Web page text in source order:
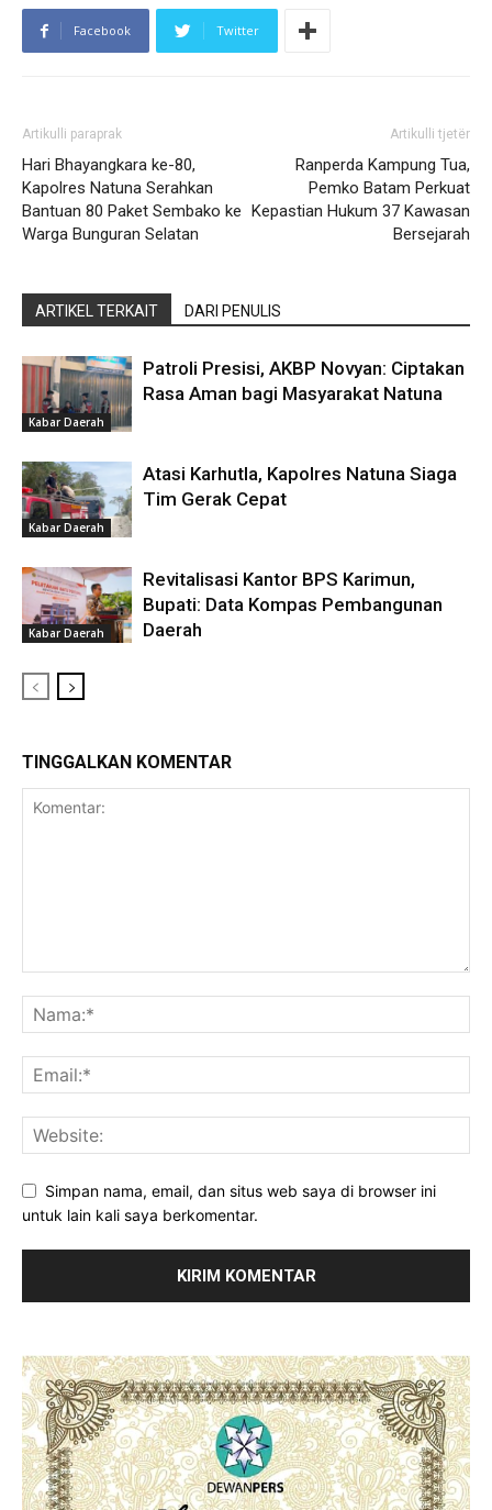
Facebook Twitter
Artikulli paraprak
Hari Bhayangkara ke-80,
Kapolres Natuna Serahkan
Bantuan 80 Paket Sembako ke
Warga Bunguran Selatan
Artikulli tjetër
Ranperda Kampung Tua,
Pemko Batam Perkuat
Kepastian Hukum 37 Kawasan
Bersejarah
ARTIKEL TERKAIT DARI PENULIS
Kabar Daerah
Patroli Presisi, AKBP Novyan: Ciptakan
Rasa Aman bagi Masyarakat Natuna
Kabar Daerah
Atasi Karhutla, Kapolres Natuna Siaga
Tim Gerak Cepat
Kabar Daerah
Revitalisasi Kantor BPS Karimun,
Bupati: Data Kompas Pembangunan
Daerah
TINGGALKAN KOMENTAR
Simpan nama, email, dan situs web saya di browser ini
untuk lain kali saya berkomentar.